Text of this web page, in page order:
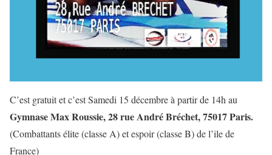
C’est gratuit et c’est Samedi 15 décembre à partir de 14h au
Gymnase Max Roussie, 28 rue André Bréchet, 75017 Paris.
(Combattants élite (classe A) et espoir (classe B) de l’ile de
France)